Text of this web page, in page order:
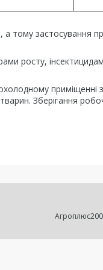
тому застосування
росту,
приміщенні
тварин. Зберігання